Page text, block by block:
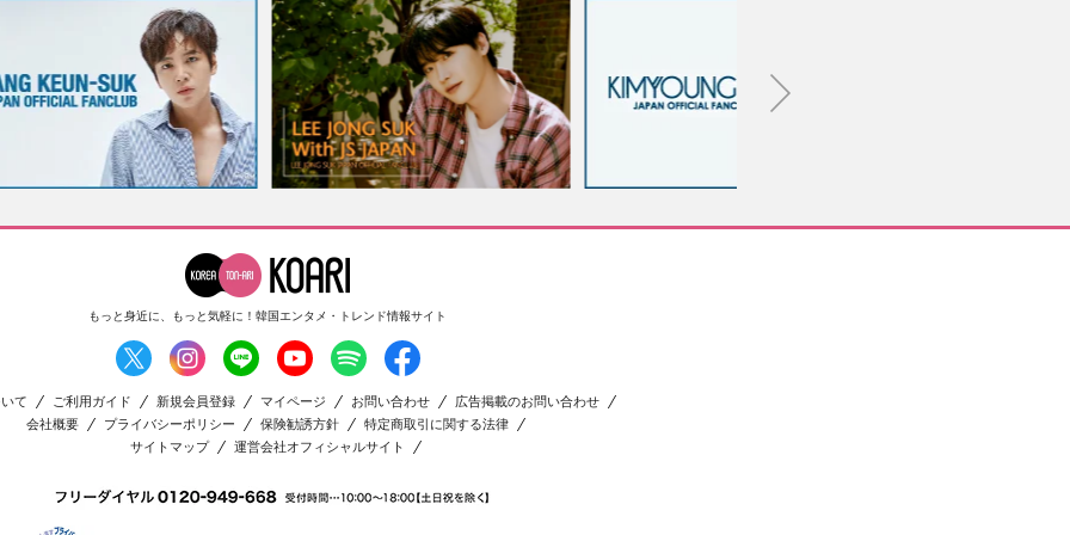
もっと身近に、もっと気軽に！ 韓国エンタメ・トレンド情報サイト
て ご利用ガイド 新規会員登録 マイページ お問い合わせ
広告掲載のお問い合わせ
会社概要
プライバシーポリシー 保険勧誘方針
特定商取引に関する法律
サイトマップ
運営会社オフィシャルサイト